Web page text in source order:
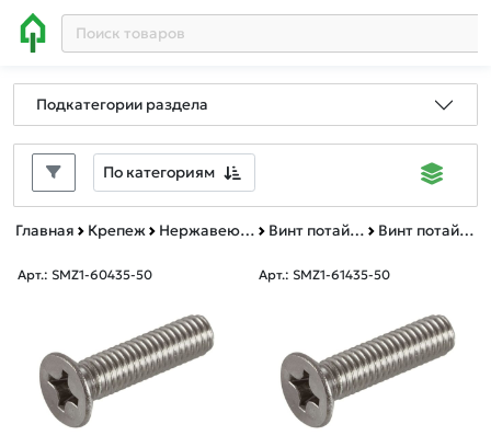
Подкатегории раздела
По категориям
Главная Крепеж Нержавеющий крепеж Винт потай DIN 965 А2 Винт потай DIN 965 А2 зип-лок
Арт.: SMZ1-60435-50 Арт.: SMZ1-61435-50